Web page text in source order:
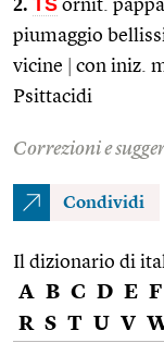
ornit.
piumaggio
vicine
con iniz.
Psittacidi
Correzioni e
Condividi
Il dizionario di
A B C D E F
R S T U V